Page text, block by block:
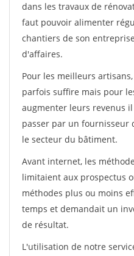
dans les travaux de
faut pouvoir alimenter
chantiers de son
d'affaires.
Pour les meilleurs
parfois suffire mais pour
augmenter leurs revenus
passer par un fournisseur
le secteur du bâtiment.
Avant internet, les
limitaient aux prospectus
méthodes plus ou moins
temps et demandait un
de résultat.
L'utilisation de notre